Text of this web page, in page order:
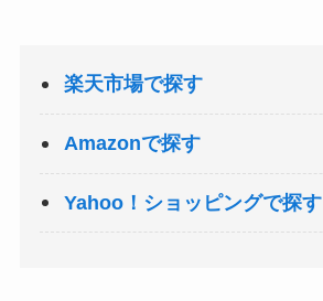
楽天市場で探す
Amazonで探す
Yahoo！ショッピングで探す